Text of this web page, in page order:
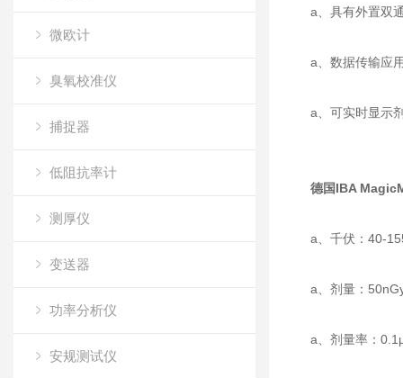
微欧计
臭氧校准仪
捕捉器
低阻抗率计
测厚仪
变送器
功率分析仪
安规测试仪
a、具有外置双
a、数据传输应
a、可实时显示
德国IBA
a、千伏：40-
a、剂量：
a、剂量率：